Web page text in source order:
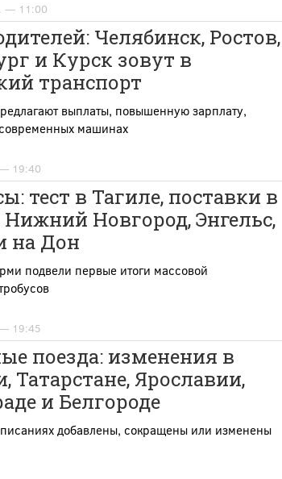
— 11:00
Челябинск, Ростов,
и Курск зовут в
транспорт
выплаты, повышенную зарплату,
машинах
19:40
тест в Тагиле, поставки в
Нижний Новгород, Энгельс,
на Дон
подвели первые итоги массовой
19:45
поезда: изменения в
Татарстане, Ярославии,
и Белгороде
добавлены, сокращены или изменены